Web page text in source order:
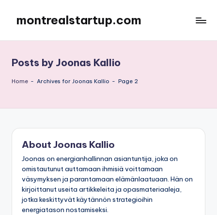
content
montrealstartup.com
Posts by Joonas Kallio
Home - Archives for Joonas Kallio - Page 2
About Joonas Kallio
Joonas on energianhallinnan asiantuntija, joka on
omistautunut auttamaan ihmisiä voittamaan
väsymyksen ja parantamaan elämänlaatuaan. Hän on
kirjoittanut useita artikkeleita ja opasmateriaaleja,
jotka keskittyvät käytännön strategioihin
energiatason nostamiseksi.